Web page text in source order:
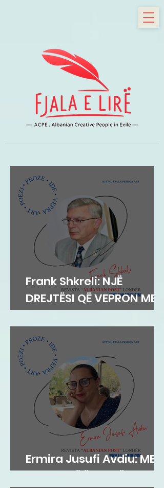
Frank Shkreli: NJË
DREJTËSI QË VEPRON ME
INTEGRITET
Ermira Jusufi Avdiu: ME
FLATRA TË ËNDRRËS